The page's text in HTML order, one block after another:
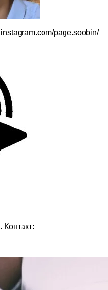
page.soobin/
Контакт: